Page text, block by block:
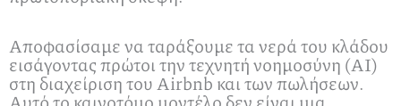
Αποφασίσαμε να ταράξουμε τα νερά του κλάδου
εισάγοντας πρώτοι την τεχνητή νοημοσύνη (AI)
στη διαχείριση του Airbnb και των πωλήσεων.